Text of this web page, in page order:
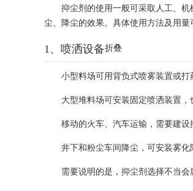
抑尘剂的使用一般可采取人工、
尘、降尘的效果。具体使用方法及用量
折叠
1、喷洒设备
小型料场可用背负式喷雾装置或打
大型堆料场可安装固定喷洒装置，
移动的火车、汽车运输，需要建设
井下和粉尘车间降尘，可安装雾
需要说明的是，抑尘剂选择不当会